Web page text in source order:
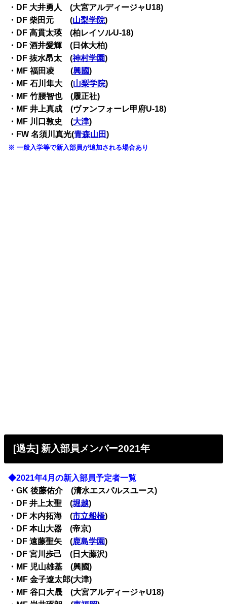
・ DF 大井勇人 (大宮アルディージャU18)
・ DF 柴田元 (山梨学院)
・ DF 高貫太瑛 (柏レイソルU-18)
・ DF 酒井愛輝 (日体大柏)
・ DF 抜水昂太 (神村学園)
・ MF 福田凌 (興國)
・ MF 石川隼大 (山梨学院)
・ MF 竹腰智也 (履正社)
・ MF 井上真成 (ヴァンフォーレ甲府U-18)
・ MF 川口敦史 (大津)
・ FW 名須川真光(青森山田)
※ 一般入学等で新入部員が追加される場合あり
[過去] 新入部員メンバー2021年
◆2021年4月の新入部員予定者一覧
・GK 後藤佑介 (清水エスパルスユース)
・ DF 井上太聖 (堀越)
・ DF 木内拓海 (市立船橋)
・ DF 本山大器 (帝京)
・ DF 遠藤聖矢 (鹿島学園)
・ DF 宮川歩己 (日大藤沢)
・ MF 児山雄基 (興國)
・ MF 金子遼太郎(大津)
・ MF 谷口大晟 (大宮アルディージャU18)